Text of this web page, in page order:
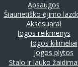
Apsaugos
Šiaurietiško ėjimo
Aksesuarai
Jogos reikmenys
Jogos kilimėliai
Jogos plytos
Stalo ir lauko žaidimai